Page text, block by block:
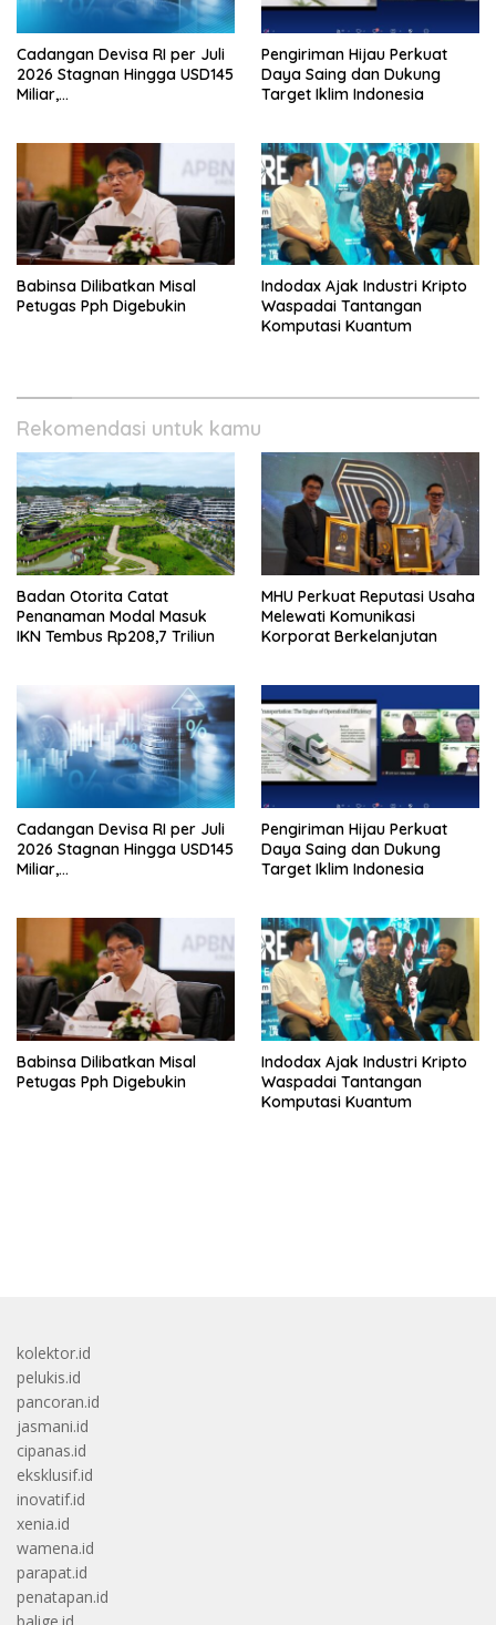
Cadangan Devisa RI per Juli
2026 Stagnan Hingga USD145
Miliar,
dan Internasional
Pengiriman Hijau Perkuat
Daya Saing dan Dukung
Target Iklim Indonesia
Babinsa Dilibatkan Misal
Petugas Pph Digebukin
Indodax Ajak Industri Kripto
Waspadai Tantangan
Komputasi Kuantum
Rekomendasi untuk kamu
Badan Otorita Catat
Penanaman Modal Masuk
IKN Tembus Rp208,7 Triliun
MHU Perkuat Reputasi Usaha
Melewati Komunikasi
Korporat Berkelanjutan
Cadangan Devisa RI per Juli
2026 Stagnan Hingga USD145
Miliar,
dan Internasional
Pengiriman Hijau Perkuat
Daya Saing dan Dukung
Target Iklim Indonesia
Babinsa Dilibatkan Misal
Petugas Pph Digebukin
Indodax Ajak Industri Kripto
Waspadai Tantangan
Komputasi Kuantum
kolektor.id
pelukis.id
pancoran.id
jasmani.id
cipanas.id
eksklusif.id
inovatif.id
xenia.id
wamena.id
parapat.id
penatapan.id